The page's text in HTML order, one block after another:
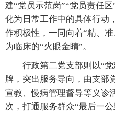
建“党员示范岗”“党员责任
化为日常工作中的具体行动
作积极性，一同向着“精、
为临床的“火眼金睛”。
行政第二党支部则以“党
牌，突出服务导向，由支部
宣教、慢病管理督导等义诊
次，打通服务群众“最后一